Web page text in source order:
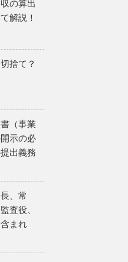
の算出
解説！
捨て？
（事業
示の必
出義務
、常
査役、
まれ